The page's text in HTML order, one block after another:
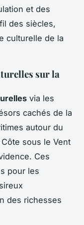
et des
des siècles,
culturelle de la
sur la
via les
cachés de la
autour du
sous le Vent
Ces
pour les
des richesses